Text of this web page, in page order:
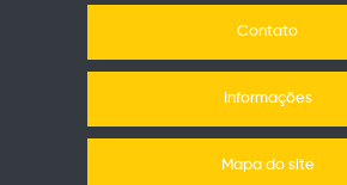
Contato
Informações
Mapa do site